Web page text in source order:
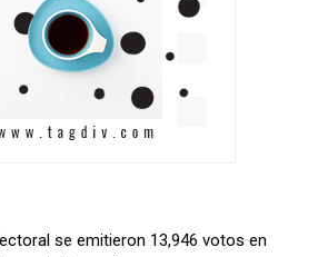
se emitieron 13,946 votos en